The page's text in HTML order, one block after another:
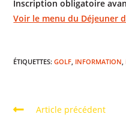
Inscription obligatoire
Voir le menu du Déjeuner
ÉTIQUETTES:GOLF, INFORMATION,
Article précédent